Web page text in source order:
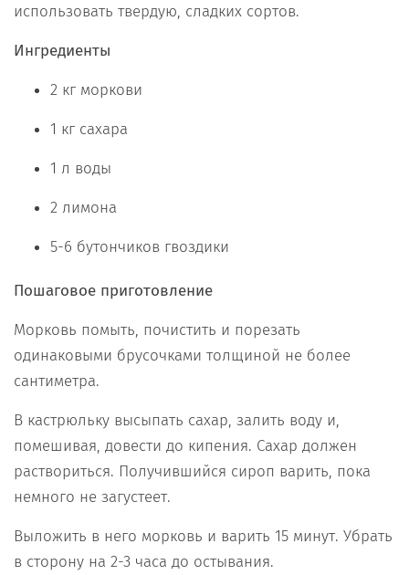
использовать твердую, сладких сортов.
Ингредиенты
2 кг моркови
1 кг сахара
1 л воды
2 лимона
5-6 бутончиков гвоздики
Пошаговое приготовление
Морковь помыть, почистить и порезать
одинаковыми брусочками толщиной не более
сантиметра.
В кастрюльку высыпать сахар, залить воду и,
помешивая, довести до кипения. Сахар должен
раствориться. Получившийся сироп варить, пока
немного не загустеет.
Выложить в него морковь и варить 15 минут. Убрать
в сторону на 2-3 часа до остывания.